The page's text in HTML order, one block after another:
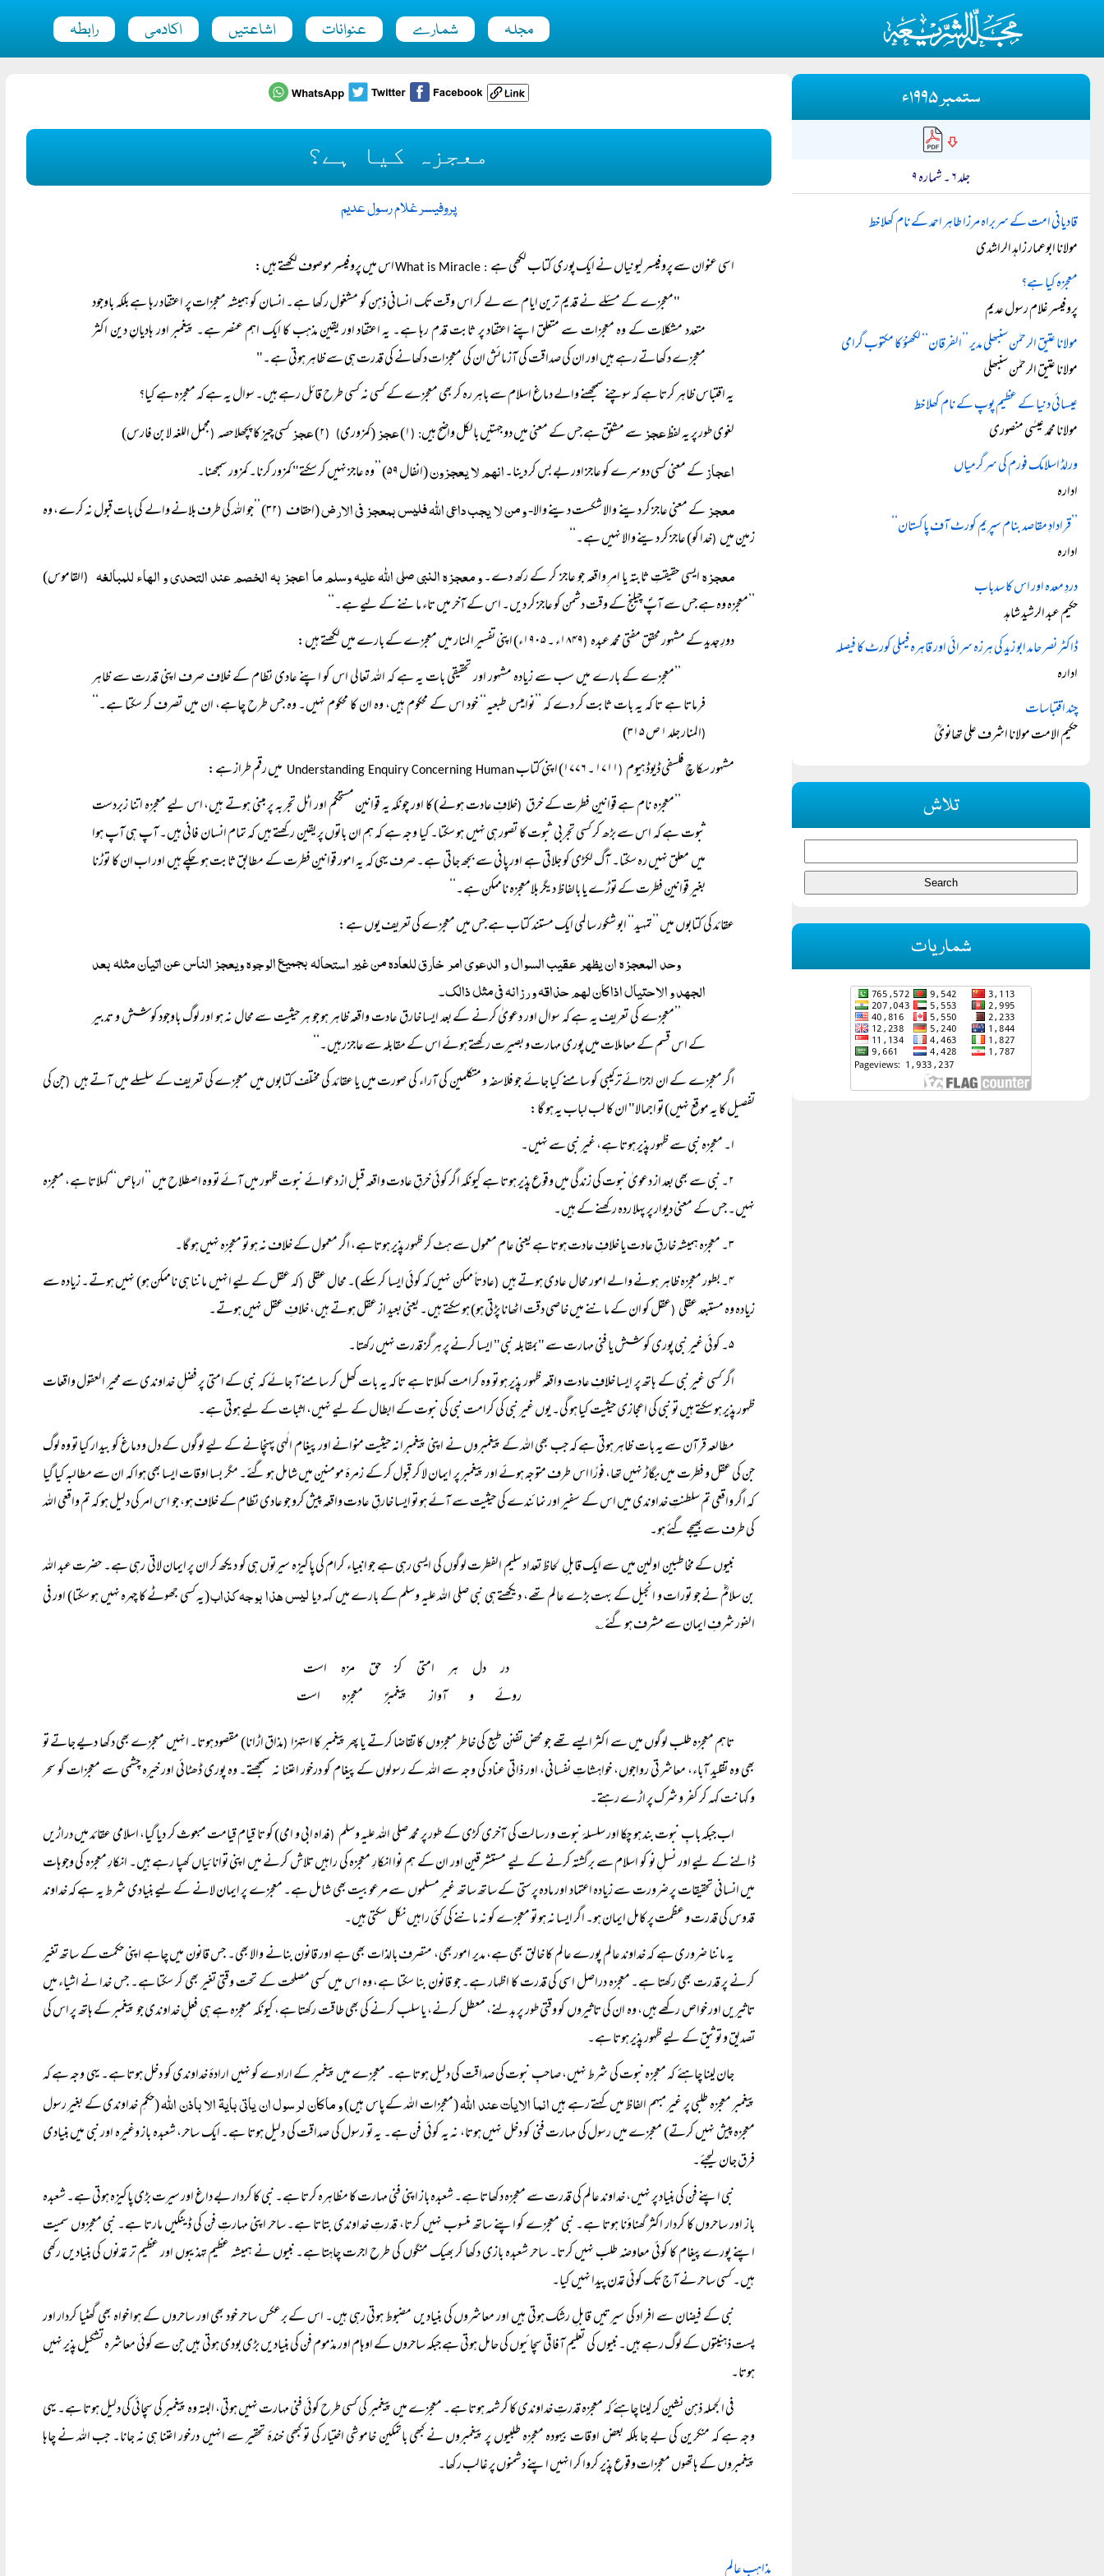
مجلہ شمارے عنوانات اشاعتیں اکادمی رابطہ
معجزہ کیا ہے؟
پروفیسر غلام رسول عدیم
اسی عنوان سے پروفیسر لیونیاں نے ایک پوری کتاب لکھی ہے :
اس میں پروفیسر موصوف لکھتے ہیں:
"معجزے کے مسئلے نے قدیم ترین ایام سے لے کر اس وقت تک انسانی ذہن کو مشغول رکھا ہے۔ انسان کو ہمیشہ معجزات پر اعتقاد رہا ہے بلکہ باوجود
متعدد مشکلات کے وہ معجزات سے متعلق اپنے اعتقاد پر ثابت قدم رہا ہے۔ یہ اعتقاد اور یقین مذہب کا ایک اہم عنصر ہے۔ پیغمبر اور ہادیانِ دین اکثر
معجزے دکھاتے رہے ہیں اور ان کیصداقت کی آزمائش ان کی معجزات دکھانے کی قدرت ہی سے ظاہر ہوتی ہے۔"
یہ اقتباس ظاہر کرتا ہے کہ سوچنے سمجھنے والے دماغ اسلام سے باہر رہ کر بھی معجزےکے کسی نہ کسی طرح قائل رہے ہیں۔ سوال یہ ہے کہ معجزہ ہے کیا؟
لغوی طور پر یہ لفظعجزسے مشتق ہے جس کے معنی میں دو جہتیں بالکل واضح ہیں: ( ۱) عجز(کمزوری) (۲) عجزکسی چیز کا پچھلا حصہ (مجمل اللغہ لابن فارس)
اعجازکے معنی کسی دوسرے کو عاجز اور بے بس کر دینا۔انہم لا يعجزون(انفال ۵۹) ’’ وہ عاجز نہیں کر سکتے" کمزور کرنا۔ کمزور سمجھنا۔
معجزکے معنی عاجز کر دینے والا شکست دینے والا-و من لا یجب داعى الله فليس بمعجز فی الارض(احقاف (
۳۲) ’’جو اللہ کی طرف بلانے والے کی بات قبول نہ کرے، وہ
زمین میں (خدا کو) عاجز کر دینے والا نہیں ہے۔‘‘
معجزهایسی حقیقتِ ثابتہ یا امر ِواقعہ جو عاجز کر کے رکھ دے۔و معجزہ النبی صلى الله عليه وسلم ما اعجز به الخصم عند التحدى و الهاء للمبالغه (القاموس)
’’معجزہ وہ ہے جس سے آپؐ چیلنج کے وقت دشمن کو عاجز کر دیں۔ اس کے آخر میں تاء ماننے کے لیے ہے۔‘‘
دورِ جدید کے مشہور محقق مفتی محمد عبده (۱۸۴۹ء ۔ ۱۹۰۵ء) اپنی تفسیر المنار میں معجزے
کے بارے میں لکھتے ہیں:
’’معجزے کے بارے میں سب سے زیادہ مشہور اور تحقیقی بات یہ ہے کہ اللہ تعالی اس کو اپنے عادی نظام کے خلاف صرف اپنی قدرت سے ظاہر
فرماتا ہے تا کہ یہ بات ثابت کر دے کہ ’’نوامیس طبعیہ‘‘ خود اس کے محکوم ہیں، وہ ان کا محکوم نہیں۔ وہ جس طرح چاہے، ان میں تصرفکر سکتا ہے۔‘‘
(المنار جلد ۱ ص ۳۱۵)
مشهور سکاچ فلسفی ڈیوڈ ہیوم ( ۱۷۱۱ ۔ ۱۷۷۶) اپنی کتابUnderstanding Enquiry Concerning Human میں رقم طراز ہے:
’’معجزہ نام ہے قوانینِ فطرت کے خرق (خلافِ عادت ہونے) کا اور چونکہ یہ قوانین مستحکم اور اٹل تجربہ پر مبنی ہوتے ہیں، اس لیے معجزہ اتنا زبردست
ثبوت ہے کہ اس سے بڑھ کر کسی تجربی ثبوت کا تصور ہی نہیں ہو سکتا۔ کیا وجہ ہے کہ ہم ان باتوں پر یقین رکھتے ہیں کہ تمام انسان فانی ہیں۔ آپ ہی آپ ہوا
میں معلق نہیں رہ سکتا۔ آگ لکڑی کو جلاتی ہے اور پانی سے بجھ جاتی ہے۔ صرف یہی کہ یہ امور قوانینِ فطرت کے مطابق ثابت ہو چکے ہیں اور اب ان کا توڑنا
بغیرقوانینِ فطرت کے توڑے یا بالفاظ دیگر بلامعجزہ ناممکن ہے۔‘‘
عقائد کی کتابوں میں ’’تمہید‘‘ ابو شکور سالمی ایک مستند کتاب ہے جس میں معجزے کیتعریف یوں ہے:
وحد المعجزه ان يظهر عقيب السوال و الدعوى امر خارق للعاده من غير استحاله بجميع الوجوه ويعجز الناس عن اتيان مثله بعد
الجهد و الاحتيال اذا كان لهم حذاقه و رزانه فی مثل ذالک۔
’’معجزے کی تعریف یہ ہے کہ سوال اور دعویٰ کرنے کے بعد ایسا خارق عادت واقعہ ظاہر ہو جو ہر حیثیت سے محال نہ ہو اور لوگ باوجود کوشش و تدبیر
کے اس قسم کے معاملات میں پوری مہارت و بصیرت رکھتے ہوئے اس کے مقابلہ سے عاجز رہیں۔‘‘
اگر معجزے کے ان اجزائے ترکیبی کو سامنے کیا جائے جو فلاسفہ و متکلمین کی آراء کی صورت میں یا عقائد کی مختلف کتابوں میں معجزے کی تعریف کے سلسلے میں آتے ہیں (جن کی
تفصیل کا یہ موقع نہیں) تو اجمالا" ان کا لب لباب یہ ہو گا:
ا۔ معجزہ نبی سے ظہور پذیر ہوتا ہے، غیر نبی سے نہیں۔
۲۔ نبی سے بھی بعد از دعویٰ نبوت کی زندگی میں وقوع پذیر ہوتا ہے کیونکہ اگر کوئی خرقِ عادت واقعہ قبل از دعوائے نبوت ظہور میں آئے تو وہ اصطلاح میں ’’ارہاص‘‘ کہلاتا
ہے، معجزہ
نہیں۔ جس کے معنی دیوار پر پہلا ردہ رکھنے کے ہیں۔
۳۔ معجزہ ہمیشہ خارقِ عادت یا خلافِ عادت ہوتا ہے یعنی عام معمول سے ہٹ کر ظہور
پذیر ہوتا ہے، اگر معمول کے خلاف نہ ہو تو معجزہ نہیں ہو گا۔
۴۔ بطور معجزہ ظاہر ہونے والے امور محال عادی ہوتے ہیں
(عادتاً‌ ممکن نہیں کہ کوئی ایسا کر سکے)۔ محال عقلی (کہ عقل کے لیے انہیں ماننا ہی ناممکن ہو) نہیں ہوتے۔ زیادہ سے
زیادہ وہ مستبعد عقلی (عقل کو ان کے ماننے میں خاصی دقت اٹھانا پڑتی ہو) ہو سکتے ہیں۔یعنی بعید از عقل ہوتے ہیں، خلافِ عقل نہیں ہوتے۔
۵۔ کوئی غیر نبی پوری کوشش یا فنی مہارت سے "بمقابلہ نبی" ایسا کرنے پر ہرگز
قدرت نہیں رکھتا۔
اگر کسی غیر نبی کے ہاتھ پر ایسا خلافِ عادت واقعہ ظہور پذیر ہو تو وہ کرامت کہلاتا ہے تا کہ یہ بات کھل کر سامنے آ جائے کہ نبی کے امتی پر فضلِ خداوندی سے محیر العقول واقعات
ظہور پذیر ہو سکتے ہیں تو نبی کی اعجازی حیثیت کیا ہو گی۔ یوں غیر نبی کی کرامت نبی کی نبوت کے ابطال کے لیے نہیں، اثبات کے لیے ہوتی ہے۔
مطالعہ قرآن سے یہ بات ظاہر ہوتی ہے کہ جب بھی اللہ کے پیغمبروں نے اپنی پیغمبرانہ حیثیت منوانے اور پیغام الٰہی پہنچانے کے لیے لوگوں کے دل و دماغ کو بیدار کیا تو وہ لوگ
جن کی عقل و فطرت میں بگاڑ نہیں تھا، فورً‌ا اس طرف متوجہ ہوئے اور پیغمبر پر ایمان لا کر قبول کر کے زمرۂ مومنین میں شامل ہو گئے۔ مگر بسا اوقات ایسا بھی ہوا کہ ان سے مطالبہ کیا گیا
کہ اگر واقعی تم سلطنتِ خداوندی میں اس کے سفیر اور نمائندے کی حیثیت سے آئے ہو تو ایسا خارقِ عادت واقعہ پیش کرو جو عادی نظام کے خلاف ہو، جو اس امر کی دلیل ہو کہ تم واقعی اللہ
کی طرف سے بھیجے گئے ہو۔
نبیوں کے مخاطبین اولین میں سے ایک قابلِ لحاظ تعداد سلیم الفطرت لوگوں کی ایسی رہی ہے جو انبیاء کرام کی پاکیزہ سیرتوں ہی کو دیکھ کر ان پر ایمان لاتی رہی ہے۔ حضرت عبد اللہ
بن سلامؓ نے جو تورات و انجیل کے بہت بڑے عالم تھے، دیکھتے ہی نبی صلی اللہ علیہ وسلم کے بارے میں کہہ دیاليس هذا بوجه کذاب(یہ کسی جھوٹے کا چہرہ نہیں ہو سکتا) اور فی
الفور شرفِ ایمان سے مشرف ہو گئے ؎
روئے و آواز پیغمبرؐ معجزه است
تاہم معجزه طلب لوگوں میں سے اکثر ایسے تھے جو محض تفنن طبع کی خاطر معجزوں کا تقاضا کرتے یا پھر پیغمبر کا استہزا (مذاق اڑانا) مقصود ہوتا۔ انہیں معجزے بھی دکھا دیے جاتے تو
بھی وہ تقلید ِآباء، معاشرتی رواجوں، خواہشاتِ نفسانی، اور ذاتی عناد کی وجہ سے اللہ کے رسولوں کے پیغام کو درخور اعتنا نہ سمجھتے۔ وہ پوری ڈھٹائی اور خیرہ چشمی سے معجزات کو سحر
وکہانت کهہ کر کفر و شرک پر اڑے رہتے۔
اب جبکہ بابِ نبوت بند ہو چکا اور سلسلۂ نبوت و رسالت کی آخری کڑی کے طور پر محمد صلی اللہ علیہ وسلم (فداہ ابی و امی) کو تا قیام قیامت مبعوث کر دیا گیا، اسلامی عقائد میں دراڑیں
ڈالنے کے لیے اور نسلِ نو کو اسلام سے برگشتہ کرنے کے لیے مستشرقین اور ان کے ہم نوا انکارِ معجزہ کی راہیں تلاش کرنے میں اپنی توانائیاں کھپا رہے ہیں۔ انکارِ معجزہ کی وجوہات
میں انسانی تحقیقات پر ضرورت سے زیادہ اعتماد اور مادہ پرستی کے ساتھ ساتھ غیر مسلموں سے مرعوبیت بھی شامل ہے۔ معجزے پر ایمان لانے کے لیے بنیادی شرط یہ ہے کہ خداوند
قدوس کی قدرت و عظمت پر کامل ایمان ہو۔ اگر ایسا نہ ہو تو معجزے کو نہ ماننے کی کئی راہیں نکل سکتیہیں۔
یہ ماننا ضروری ہے کہ خداوند عالم پورے عالم کا خالق بھی ہے، مدیر امور بھی، متصرف بالذات بھی ہے اور قانون بنانے والا بھی۔ جس قانون میں چاہے اپنی حکمت کے ساتھ تغیر
کرنے پر قدرت بھی رکھتا ہے۔ معجزه دراصل اسی کی قدرت کا اظہار ہے۔ جو قانون بنا سکتا ہے، وہ اس میں کسی مصلحت کے تحت وقتی تغیر بھی کر سکتا ہے۔ جس خدا نے اشیاء میں
تاثیریں اور خواص رکھے ہیں، وہ ان کی تاثیروں کو وقتی طور پر بدلنے، معطل کرنے، یا سلب کرنے کی بھی طاقت رکھتا ہے، کیونکہ معجزہ ہے ہی فعلِ خداوندی جو پیغمبر کے ہاتھ پر اس کی
تصدیق و توثیق کے لیے ظہور پذیر ہوتا ہے۔
جان لینا چاہئے کہ معجزہ نبوت کی شرط نہیں، صاحبِ نبوت کی صداقت کی دلیل ہوتا ہے۔ معجزے میں پیغمبر کے ارادے کو نہیں ارادۂ خداوندی کو دخل ہوتا ہے۔ یہی وجہ ہے کہ
پیغمبر معجزه طلبی پر غیر مبہم الفاظ میں کہتے رہے ہیںانما الایات عند الله(معجزات اللہ کے پاس ہیں)و ما كان لرسول ان ياتی بايۃ الا باذن الله(حکمِ خداوندی کے بغیر رسول
معجزہ پیش نہیں کرتے) معجزے میں رسول کی مہارت فنی کو دخل نہیں ہوتا، نہ یہ کوئی فن ہے۔ یہ تو رسول کی صداقت کی دلیل ہوتا ہے۔ ایک ساحر، شعبدہ باز وغیرہ اور نبی میں بنیادی
فرق جان لیجئے۔
نبی اپنے فن کی بنیاد پر نہیں، خداوند عالم کی قدرت سے معجزہ دکھاتا ہے۔ شعبدہ باز اپنی فنی مہارت کا مظاہرہ کرتا ہے۔ نبی کا کردار بے داغ اور سیرت بڑی پاکیزہ ہوتی ہے۔ شعبدہ
باز اور ساحروں کا کردار اکثر گھناؤنا ہوتا ہے۔ نبی معجزے کو اپنے ساتھ منسوب نہیں کرتا، قدرتِ خداوندی بتاتا ہے۔ ساحر اپنی مہارتِ فن کی ڈینگیں مارتا ہے۔ نبی معجزوں سمیت
اپنے پورے پیغام کا کوئی معاوضہ طلب نہیں کرتا۔ ساحر شعبدہ بازی دکھا کر بھیک منگوں کی طرح اجرت چاہتا ہے۔ نبیوں نے ہمیشہ عظیم تہذیبوں اور عظیم تر تمدنوں کی بنیادیں رکھی
ہیں۔ کسی ساحر نے آج تک کوئی تمدن پیدا نہیں کیا۔
نبی کے فیضان سے افراد کی سیرتیں قابلِ رشک ہوتی ہیں اور معاشروں کی بنیادیں مضبوط ہوتی رہی ہیں۔ اس کے برعکس ساحر خود بھی اور ساحروں کے ہوا خواہ بھی گھٹیا کردار اور
پست ذہنیتوں کے لوگ رہے ہیں۔ نبیوں کی تعلیم آفاقی سچائیوں کی حامل ہوتی ہے جبکہ ساحروں کے اوہام اور مذموم فن کی بنیادیں بڑی بودی ہوتی ہیں جن سے کوئی معاشرہ تشکیلپذیر نہیں
ہوتا۔
فی الجملہ ذہن نشین کر لینا چاہئے کہ معجزہ قدرتِ خداوندی کا کرشمہ ہوتا ہے۔ معجزے میں پیغمبر کی کسی طرح کوئی فنی مہارت نہیں ہوتی، البتہ وہ پیغمبر کی سچائی کی دلیل ہوتا ہے۔ یہی
وجہ ہے کہ منکرین کی بے جا بلکہ بعض اوقات بیہودہ معجزہ طلبیوں پر پیغمبروں نے کبھی باتمکین خاموشی اختیار کی تو کبھی خندۂ تحقیر سے انہیں درخور اعتنا ہی نہ جانا۔ جب اللہ نے چاہا
پیغمبروں کے ہاتھوں معجزات وقوع پذیر کروا کر انہیں اپنے دشمنوں پر غالب رکھا۔
مذاہب عالم
ستمبر ۱۹۹۵ء
جلد ۶ ۔ شمارہ ۹
قادیانی امت کے سربراہ مرزا طاہر احمد کے نام کھلا خط
مولانا ابوعمار زاہد الراشدی
معجزہ کیا ہے؟
پروفیسر غلام رسول عدیم
مولانا عتیق الرحمٰن سنبھلی مدیر ’’الفرقان‘‘ لکھنؤ کا مکتوب گرامی
مولانا عتیق الرحمٰن سنبھلی
عیسائی دنیا کے عظیم پوپ کے نام کھلا خط
مولانا محمد عیسٰی منصوری
ورلڈ اسلامک فورم کی سرگرمیاں
ادارہ
’’قرادادِ مقاصد بنام سپریم کورٹ آف پاکستان‘‘
ادارہ
دردِ معدہ اور اس کا سدباب
حکیم عبد الرشید شاہد
ڈاکٹر نصر حامد ابو زید کی ہرزہ سرائی اور قاہرہ فیملی کورٹ کا فیصلہ
ادارہ
چند اقتباسات
حکیم الامت مولانا اشرف علی تھانویؒ
تلاش
شماریات